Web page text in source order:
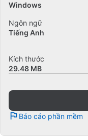
Windows
Ngôn ngữ
Tiếng Anh
Kích thước
29.48 MB
Báo cáo phần mềm